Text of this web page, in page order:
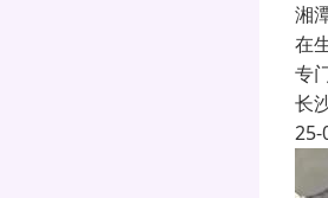
湘
在
专
长
25-